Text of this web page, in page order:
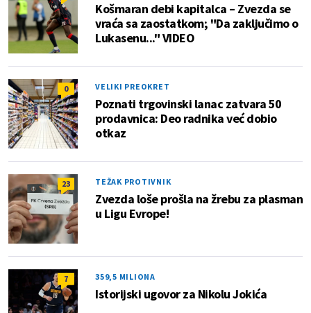
Košmaran debi kapitalca – Zvezda se
vraća sa zaostatkom; "Da zaključimo o
Lukasenu..." VIDEO
0 VELIKI PREOKRET
Poznati trgovinski lanac zatvara 50
prodavnica: Deo radnika već dobio
otkaz
23 TEŽAK PROTIVNIK
Zvezda loše prošla na žrebu za plasman
u Ligu Evrope!
7 359,5 MILIONA
Istorijski ugovor za Nikolu Jokića